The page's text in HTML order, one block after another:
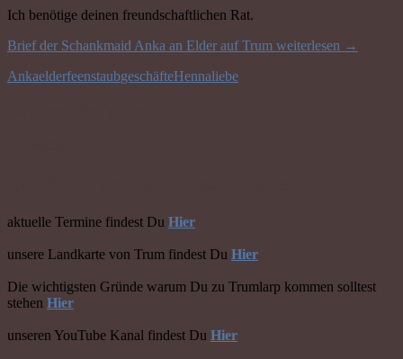
Ich benötige deinen freundschaftlichen Rat.
Brief der Schankmaid Anka an Elder auf Trum weiterlesen →
AnkaelderfeenstaubgeschäfteHennaliebe
aktuelle Termine findest Du Hier
unsere Landkarte von Trum findest Du Hier
Die wichtigsten Gründe warum Du zu Trumlarp kommen solltest
stehen Hier
unseren YouTube Kanal findest Du Hier